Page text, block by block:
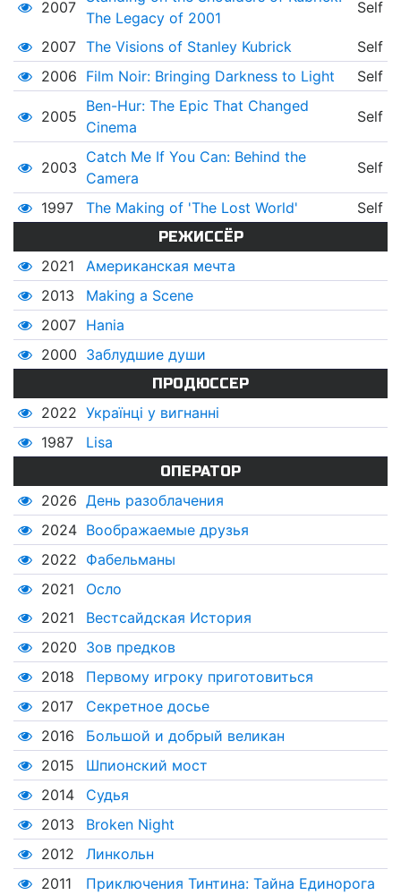
2007
The Legacy of 2001
Self
2007 The Visions of Stanley Kubrick
Self
2006 Film Noir: Bringing Darkness to Light Self
2005
Ben-Hur: The Epic That Changed
Cinema
Self
2003
Catch Me If You Can: Behind the
Camera
Self
1997 The Making of 'The Lost World' Self
РЕЖИССЁР
2021
Американская мечта
2013
Making a Scene
2007
Hania
2000 Заблудшие души
ПРОДЮССЕР
2022 Українці у вигнанні
1987
Lisa
ОПЕРАТОР
2026 День разоблачения
2024 Воображаемые друзья
2022 Фабельманы
2021
Осло
2021
Вестсайдская История
2020 Зов предков
2018
Первому игроку приготовиться
2017
Секретное досье
2016
Большой и добрый великан
2015
Шпионский мост
2014
Судья
2013
Broken Night
2012
Линкольн
2011
Приключения Тинтина: Тайна Единорога